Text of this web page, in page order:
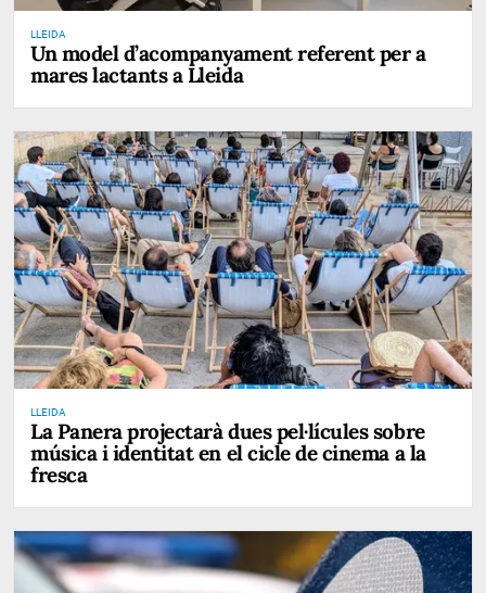
LLEIDA
Un model d’acompanyament referent per a
mares lactants a Lleida
LLEIDA
La Panera projectarà dues pel·lícules sobre
música i identitat en el cicle de cinema a la
fresca